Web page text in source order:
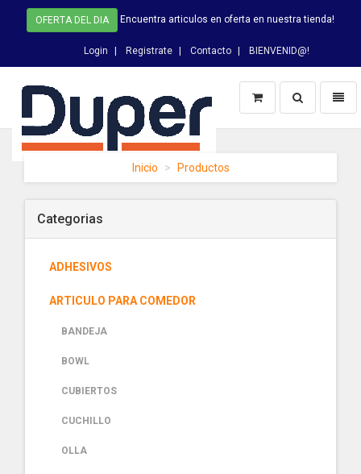
OFERTA DEL DIA Encuentra articulos en oferta en nuestra tienda!
Login Registrate Contacto BIENVENID@!
homepage
Switch
Busqueda
Inicio Productos
Categorias
ADHESIVOS
ARTICULO PARA COMEDOR
BANDEJA
BOWL
CUBIERTOS
CUCHILLO
OLLA